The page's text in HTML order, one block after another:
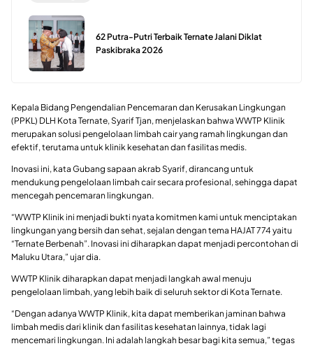
62 Putra-Putri Terbaik Ternate Jalani Diklat
Paskibraka 2026
Kepala Bidang Pengendalian Pencemaran dan Kerusakan Lingkungan
(PPKL) DLH Kota Ternate, Syarif Tjan, menjelaskan bahwa WWTP Klinik
merupakan solusi pengelolaan limbah cair yang ramah lingkungan dan
efektif, terutama untuk klinik kesehatan dan fasilitas medis.
Inovasi ini, kata Gubang sapaan akrab Syarif, dirancang untuk
mendukung pengelolaan limbah cair secara profesional, sehingga dapat
mencegah pencemaran lingkungan.
“WWTP Klinik ini menjadi bukti nyata komitmen kami untuk menciptakan
lingkungan yang bersih dan sehat, sejalan dengan tema HAJAT 774 yaitu
“Ternate Berbenah”. Inovasi ini diharapkan dapat menjadi percontohan di
Maluku Utara,” ujar dia.
WWTP Klinik diharapkan dapat menjadi langkah awal menuju
pengelolaan limbah, yang lebih baik di seluruh sektor di Kota Ternate.
“Dengan adanya WWTP Klinik, kita dapat memberikan jaminan bahwa
limbah medis dari klinik dan fasilitas kesehatan lainnya, tidak lagi
mencemari lingkungan. Ini adalah langkah besar bagi kita semua,” tegas